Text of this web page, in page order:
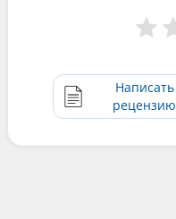
Написать
рецензию